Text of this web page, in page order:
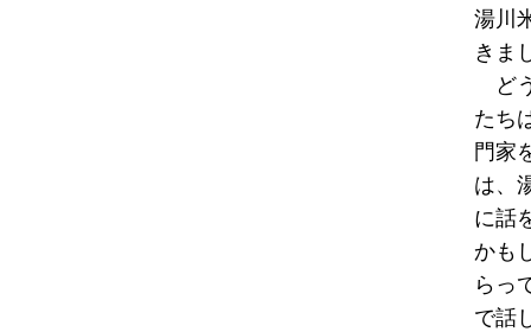
湯川
きま
ど
たち
門家
は、
に話
かも
らっ
で話